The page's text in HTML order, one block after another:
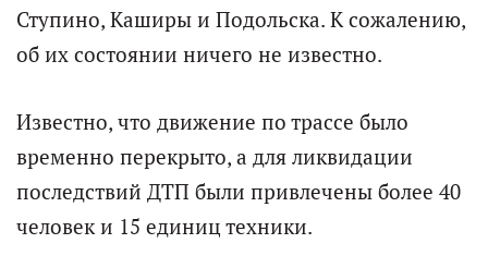
Ступино, Каширы и Подольска. К сожалению,
об их состоянии ничего не известно.
Известно, что движение по трассе было
временно перекрыто, а для ликвидации
последствий ДТП были привлечены более 40
человек и 15 единиц техники.